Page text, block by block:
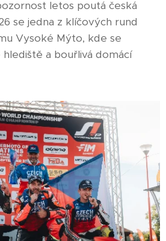
letos poutá česká
se jedna z klíčových rund
Vysoké Mýto, kde se
a bouřlivá domácí